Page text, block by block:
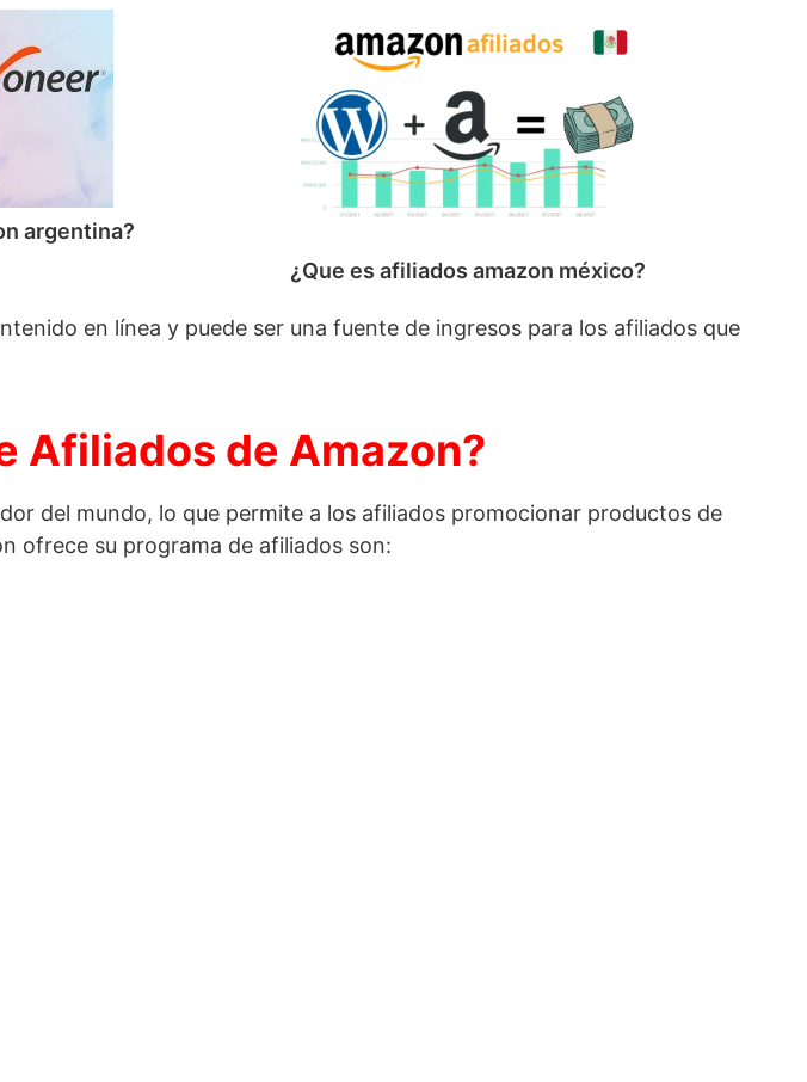
argentina?
¿Que es afiliados amazon méxico?
en línea y puede ser una fuente de ingresos para los afiliados que
Afiliados de Amazon?
del mundo, lo que permite a los afiliados promocionar productos de
ofrece su programa de afiliados son: